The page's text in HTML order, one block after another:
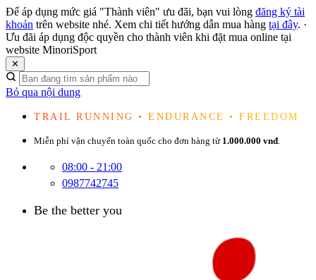
Để áp dụng mức giá "Thành viên" ưu đãi, bạn vui lòng đăng ký tài
khoản trên website nhé. Xem chi tiết hướng dẫn mua hàng tại đây. ·
Ưu đãi áp dụng độc quyền cho thành viên khi đặt mua online tại
website MinoriSport
✕
Bỏ qua nội dung
TRAIL RUNNING • ENDURANCE • FREEDOM
Miễn phí vận chuyển toàn quốc cho đơn hàng từ 1.000.000 vnđ.
08:00 - 21:00
0987742745
Be the better you